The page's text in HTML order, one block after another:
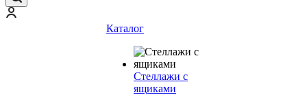
Каталог
Стеллажи с
ящиками